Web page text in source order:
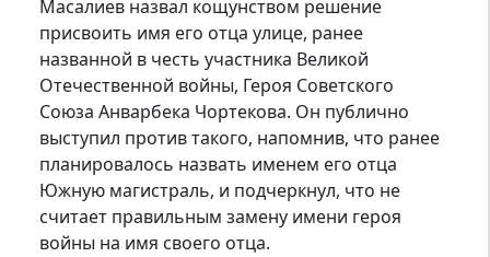
Масалиев назвал кощунством решение
присвоить имя его отца улице, ранее
названной в честь участника Великой
Отечественной войны, Героя Советского
Союза Анварбека Чортекова. Он публично
выступил против такого, напомнив, что ранее
планировалось назвать именем его отца
Южную магистраль, и подчеркнул, что не
считает правильным замену имени героя
войны на имя своего отца.